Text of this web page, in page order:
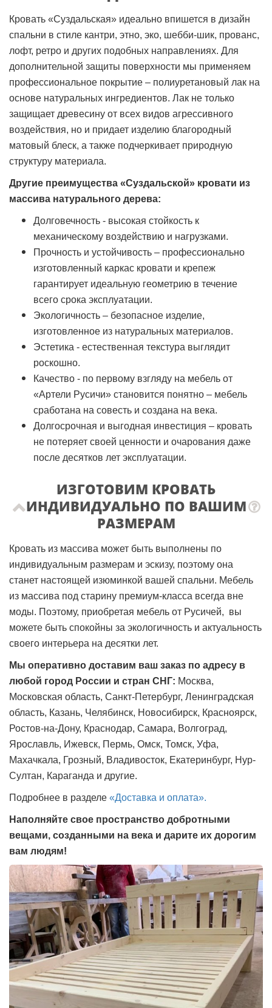
Кровать «Суздальская» идеально впишется в дизайн
спальни в стиле кантри, этно, эко, шебби-шик, прованс,
лофт, ретро и других подобных направлениях. Для
дополнительной защиты поверхности мы применяем
профессиональное покрытие – полиуретановый лак на
основе натуральных ингредиентов. Лак не только
защищает древесину от всех видов агрессивного
воздействия, но и придает изделию благородный
матовый блеск, а также подчеркивает природную
структуру материала.
Другие преимущества «Суздальской» кровати из
массива натурального дерева:
Долговечность - высокая стойкость к
механическому воздействию и нагрузками.
Прочность и устойчивость – профессионально
изготовленный каркас кровати и крепеж
гарантирует идеальную геометрию в течение
всего срока эксплуатации.
Экологичность – безопасное изделие,
изготовленное из натуральных материалов.
Эстетика - естественная текстура выглядит
роскошно.
Качество - по первому взгляду на мебель от
«Артели Русичи» становится понятно – мебель
сработана на совесть и создана на века.
Долгосрочная и выгодная инвестиция – кровать
не потеряет своей ценности и очарования даже
после десятков лет эксплуатации.
ИЗГОТОВИМ КРОВАТЬ
ИНДИВИДУАЛЬНО ПО ВАШИМ
РАЗМЕРАМ
Кровать из массива может быть выполнены по
индивидуальным размерам и эскизу, поэтому она
станет настоящей изюминкой вашей спальни. Мебель
из массива под старину премиум-класса всегда вне
моды. Поэтому, приобретая мебель от Русичей, вы
можете быть спокойны за экологичность и актуальность
своего интерьера на десятки лет.
Мы оперативно доставим ваш заказ по адресу в
любой город России и стран СНГ: Москва,
Московская область, Санкт-Петербург, Ленинградская
область, Казань, Челябинск, Новосибирск, Красноярск,
Ростов-на-Дону, Краснодар, Самара, Волгоград,
Ярославль, Ижевск, Пермь, Омск, Томск, Уфа,
Махачкала, Грозный, Владивосток, Екатеринбург, Нур-
Султан, Караганда и другие.
Подробнее в разделе «Доставка и оплата».
Наполняйте свое пространство добротными
вещами, созданными на века и дарите их дорогим
вам людям!